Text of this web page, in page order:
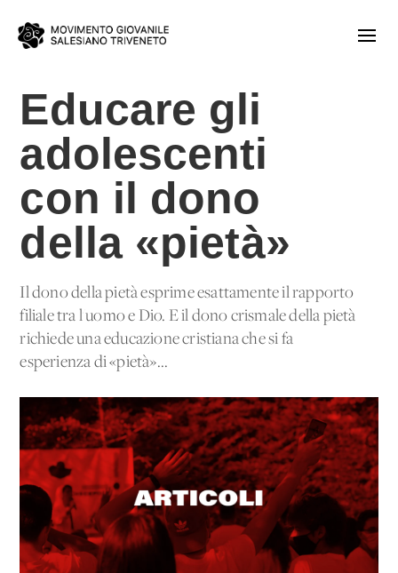
Educare gli
adolescenti
con il dono
della «pietà»
Il dono della pietà esprime esattamente il rapporto
filiale tra l'uomo e Dio. E il dono crismale della pietà
richiede una educazione cristiana che si fa
esperienza di «pietà»...